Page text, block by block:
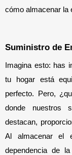
cómo almacenar la
Suministro de
Imagina esto: has
tu hogar está
perfecto. Pero,
donde nuestros
destacan,
Al almacenar el
dependencia de